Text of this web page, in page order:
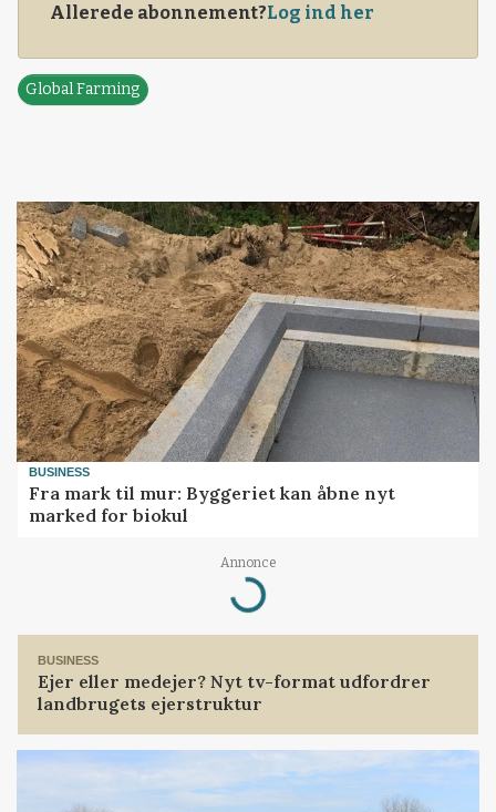
Allerede abonnement?Log ind her
Global Farming
BUSINESS
Fra mark til mur: Byggeriet kan åbne nyt
marked for biokul
Annonce
Loading...
BUSINESS
Ejer eller medejer? Nyt tv-format udfordrer
landbrugets ejerstruktur